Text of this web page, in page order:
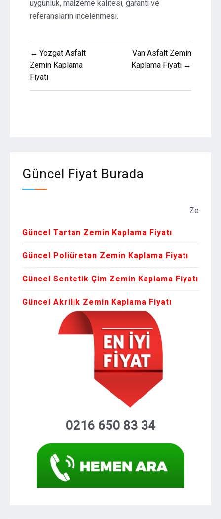
uygunluk, malzeme kalitesi, garanti ve
referansların incelenmesi.
Yazı
gezinmesi
← Yozgat Asfalt
Zemin Kaplama
Fiyatı
Van Asfalt Zemin
Kaplama Fiyatı →
Güncel Fiyat Burada
Zemin
Güncel Tartan Zemin Kaplama Fiyatı
Güncel Poliüretan Zemin Kaplama Fiyatı
Güncel Sentetik Çim Zemin Kaplama Fiyatı
Güncel Akrilik Zemin Kaplama Fiyatı
0216 650 83 34